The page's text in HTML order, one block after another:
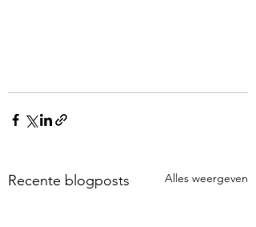
Recente blogposts Alles weergeven